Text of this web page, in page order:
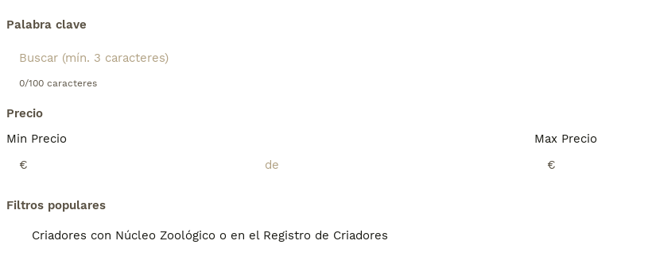
Palabra clave
0/100 caracteres
Precio
Min Precio
€
Max Precio
€
Filtros populares
Criadores con Núcleo Zoológico o en el Registro de Criadores